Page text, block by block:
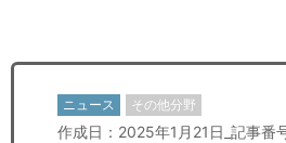
お問い合わせ
日本人にPR
ニュース その他分野
作成日：2025年1月21日_記事番